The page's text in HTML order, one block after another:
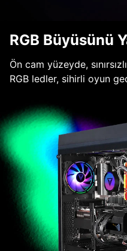
RGB Büyüsünü
Ön cam yüzeyde,
RGB ledler, sihirli oyun